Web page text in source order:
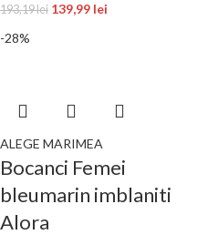
193,19lei 139,99 lei
-28%
ALEGE MARIMEA
Bocanci Femei
bleumarin imblaniti
Alora